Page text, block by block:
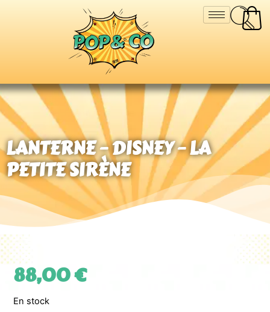
LANTERNE – DISNEY – LA
PETITE SIRÈNE
88,00€
En stock